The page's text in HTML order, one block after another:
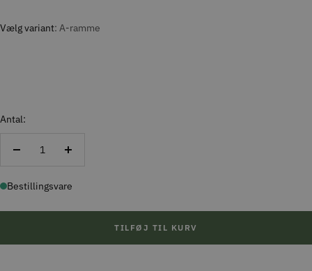
Vælg variant A-ramme
Antal:
Reducer
Forøg
Bestillingsvare
TILFØJ TIL KURV